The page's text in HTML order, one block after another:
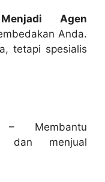
Menjadi Agen
Anda.
tetapi spesialis
Membantu
dan menjual